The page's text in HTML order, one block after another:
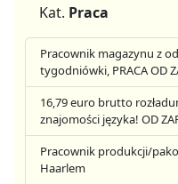
Kat. Praca
Pracownik magazynu z
tygodniówki, PRACA OD
16,79 euro brutto
znajomości języka! OD
Pracownik produkcji/
Haarlem